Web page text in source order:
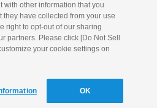
with other information that you
they have collected from your use
right to opt-out of our sharing
partners. Please click [Do Not Sell
your cookie settings on
OK